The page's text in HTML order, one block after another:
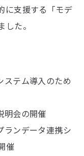
に支援する「モデ
た。
ステム導入のため
明会の開催
ランデータ連携シ
催